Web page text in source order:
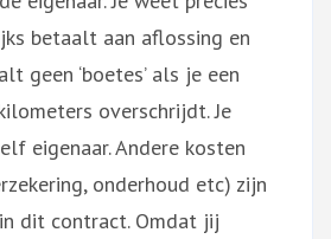
betaalt aan aflossing en
geen ‘boetes’ als je een
overschrijdt. Je
eigenaar. Andere kosten
onderhoud etc) zijn
dit contract. Omdat jij